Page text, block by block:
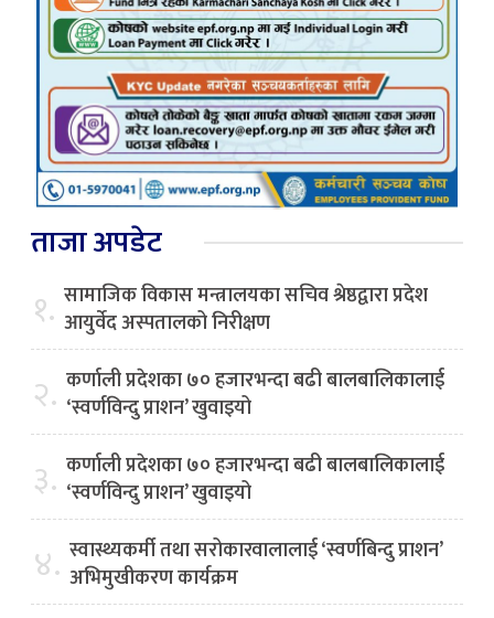
ताजा अपडेट
१. सामाजिक विकास मन्त्रालयका सचिव श्रेष्ठद्वारा प्रदेश
आयुर्वेद अस्पतालको निरीक्षण
२. कर्णाली प्रदेशका ७० हजारभन्दा बढी बालबालिकालाई
‘स्वर्णविन्दु प्राशन’ खुवाइयो
३. कर्णाली प्रदेशका ७० हजारभन्दा बढी बालबालिकालाई
‘स्वर्णविन्दु प्राशन’ खुवाइयो
४. स्वास्थ्यकर्मी तथा सरोकारवालालाई ‘स्वर्णबिन्दु प्राशन’
अभिमुखीकरण कार्यक्रम